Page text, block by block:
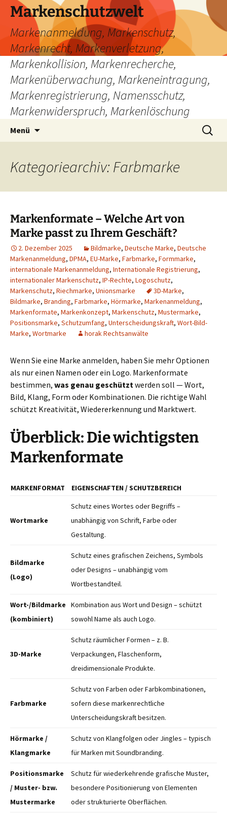
Zum
Inhalt
springen
Markenschutzwelt
Markenanmeldung, Markenschutz,
Markenrecht, Markenverletzung,
Markenkollision, Markenrecherche,
Markenüberwachung, Markeneintragung,
Markenregistrierung, Namensschutz,
Markenwiderspruch, Markenlöschung
Menü
Suchen
nach:
Kategoriearchiv: Farbmarke
Markenformate – Welche Art von
Marke passt zu Ihrem Geschäft?
2. Dezember 2025 Bildmarke, Deutsche Marke, Deutsche
Markenanmeldung, DPMA, EU-Marke, Farbmarke, Formmarke,
internationale Markenanmeldung, Internationale Registrierung,
internationaler Markenschutz, IP-Rechte, Logoschutz,
Markenschutz, Riechmarke, Unionsmarke 3D-Marke,
Bildmarke, Branding, Farbmarke, Hörmarke, Markenanmeldung,
Markenformate, Markenkonzept, Markenschutz, Mustermarke,
Positionsmarke, Schutzumfang, Unterscheidungskraft, Wort-Bild-
Marke, Wortmarke horak Rechtsanwälte
Wenn Sie eine Marke anmelden, haben Sie mehr Optionen
als nur einen Namen oder ein Logo. Markenformate
bestimmen, was genau geschütztwerden soll — Wort,
Bild, Klang, Form oder Kombinationen. Die richtige Wahl
schützt Kreativität, Wiedererkennung und Marktwert.
Überblick: Die wichtigsten
Markenformate
MARKENFORMAT EIGENSCHAFTEN / SCHUTZBEREICH
Wortmarke
Schutz eines Wortes oder Begriffs –
unabhängig von Schrift, Farbe oder
Gestaltung.
Bildmarke
(Logo)
Schutz eines grafischen Zeichens, Symbols
oder Designs – unabhängig vom
Wortbestandteil.
Wort-/Bildmarke
(kombiniert)
Kombination aus Wort und Design – schützt
sowohl Name als auch Logo.
3D-Marke
Schutz räumlicher Formen – z. B.
Verpackungen, Flaschenform,
dreidimensionale Produkte.
Farbmarke
Schutz von Farben oder Farbkombinationen,
sofern diese markenrechtliche
Unterscheidungskraft besitzen.
Hörmarke /
Klangmarke
Schutz von Klangfolgen oder Jingles – typisch
für Marken mit Soundbranding.
Positionsmarke
/ Muster- bzw.
Mustermarke
Schutz für wiederkehrende grafische Muster,
besondere Positionierung von Elementen
oder strukturierte Oberflächen.